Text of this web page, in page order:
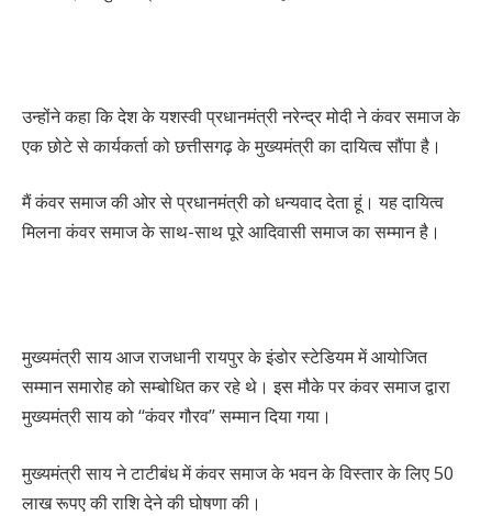
उन्होंने कहा कि देश के यशस्वी प्रधानमंत्री नरेन्द्र मोदी ने कंवर समाज के
एक छोटे से कार्यकर्ता को छत्तीसगढ़ के मुख्यमंत्री का दायित्व सौंपा है।
मैं कंवर समाज की ओर से प्रधानमंत्री को धन्यवाद देता हूं। यह दायित्व
मिलना कंवर समाज के साथ-साथ पूरे आदिवासी समाज का सम्मान है।
मुख्यमंत्री साय आज राजधानी रायपुर के इंडोर स्टेडियम में आयोजित
सम्मान समारोह को सम्बोधित कर रहे थे। इस मौके पर कंवर समाज द्वारा
मुख्यमंत्री साय को ‘‘कंवर गौरव’’ सम्मान दिया गया।
मुख्यमंत्री साय ने टाटीबंध में कंवर समाज के भवन के विस्तार के लिए 50
लाख रूपए की राशि देने की घोषणा की।